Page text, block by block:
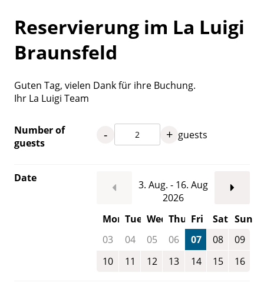
Reservierung im La Luigi
Braunsfeld
Guten Tag, vielen Dank für ihre Buchung.
Ihr La Luigi Team
Number of
guests
- + guests
Date
3. Aug. - 16. Aug
2026
Mon Tue Wed Thu Fri Sat Sun
03
04 05 06 07 08
09
10
11 12 13 14 15 16